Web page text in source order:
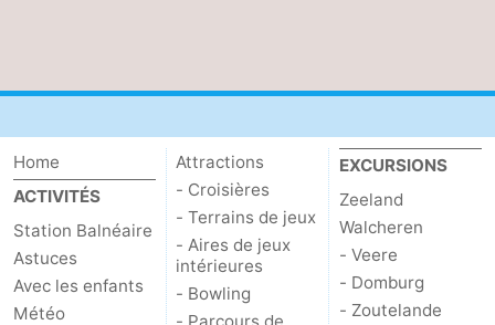
Home
ACTIVITÉS
Station Balnéaire
Astuces
Avec les enfants
Météo
Attractions
- Croisières
- Terrains de jeux
- Aires de jeux
intérieures
- Bowling
EXCURSIONS
Zeeland
Walcheren
- Veere
- Domburg
- Zoutelande